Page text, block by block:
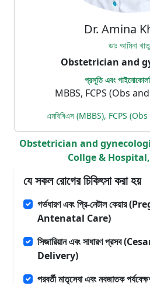
Dr. Amina
ডাঃ আমিনা
Obstetrician and
প্রসূতি এবং
MBBS, FCPS (Obs
এমবিবিএস (MBBS), FCPS
Obstetrician and
Collge &
যে সকল রোগের চিকিৎসা করা হয়
গর্ভধারণ এবং প্রি-নেটাল কেয়ার
Antenatal Care)
সিজারিয়ান এবং সাধারণ প্রসব
Delivery)
পরবর্তী মাতৃসেবা এবং নবজাতক